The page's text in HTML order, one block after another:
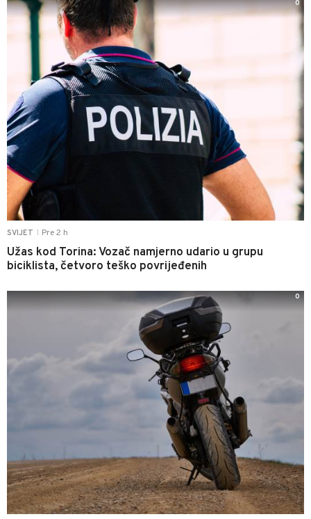
SVIJET Pre 2 h
Užas kod Torina: Vozač namjerno udario u grupu
biciklista, četvoro teško povrijeđenih
0
0